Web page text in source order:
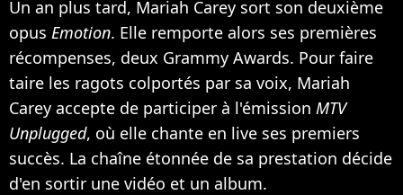
Un an plus tard, Mariah Carey sort son deuxième
opus Emotion. Elle remporte alors ses premières
récompenses, deux Grammy Awards. Pour faire
taire les ragots colportés par sa voix, Mariah
Carey accepte de participer à l'émission MTV
Unplugged, où elle chante en live ses premiers
succès. La chaîne étonnée de sa prestation décide
d'en sortir une vidéo et un album.